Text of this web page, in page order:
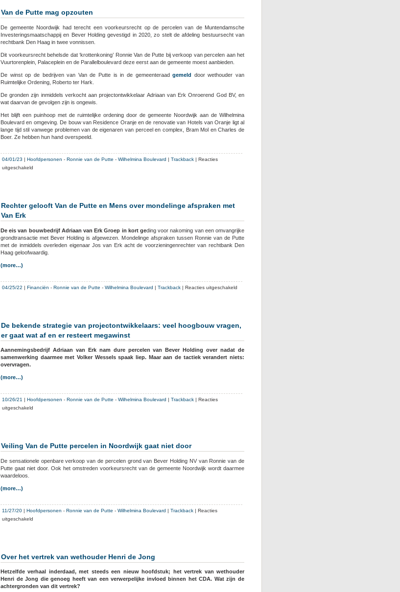
ook
Van de Putte mag opzouten
De gemeente Noordwijk had terecht een voorkeursrecht op de percelen van de Muntendamsche
Investeringsmaatschappij en Bever Holding gevestigd in 2020, zo stelt de afdeling bestuursecht van
rechtbank Den Haag in twee vonnissen.
Dit voorkeursrecht behelsde dat ‘krottenkoning’ Ronnie Van de Putte bij verkoop van percelen aan het
Vuurtorenplein, Palaceplein en de Parallelboulevard deze eerst aan de gemeente moest aanbieden.
De winst op de bedrijven van Van de Putte is in de gemeenteraadgemeld door wethouder van
Ruimtelijke Ordening, Roberto ter Hark.
De gronden zijn inmiddels verkocht aan projectontwikkelaar Adriaan van Erk Onroerend God BV, en
wat daarvan de gevolgen zijn is ongewis.
Het blijft een puinhoop met de ruimtelijke ordening door de gemeente Noordwijk aan de Wilhelmina
Boulevard en omgeving. De bouw van Residence Oranje en de renovatie van Hotels van Oranje ligt al
lange tijd stil vanwege problemen van de eigenaren van perceel en complex, Bram Mol en Charles de
Boer. Ze hebben hun hand overspeeld.
04/01/23 | Hoofdpersonen - Ronnie van de Putte - Wilhelmina Boulevard | Trackback | Reacties
uitgeschakeld
opzouten
Rechter gelooft Van de Putte en Mens over mondelinge afspraken met
Van Erk
De eis van bouwbedrijf Adriaan van Erk Groep in kort geding voor nakoming van een omvangrijke
grondtransactie met Bever Holding is afgewezen. Mondelinge afspraken tussen Ronnie van de Putte
met de inmiddels overleden eigenaar Jos van Erk acht de voorzieningenrechter van rechtbank Den
Haag geloofwaardig.
(more…)
04/25/22 | Financiën - Ronnie van de Putte - Wilhelmina Boulevard | Trackback | Reacties uitgeschakeld
Putte
over
Erk
De bekende strategie van projectontwikkelaars: veel hoogbouw vragen,
er gaat wat af en er resteert megawinst
Aannemingsbedrijf Adriaan van Erk nam dure percelen van Bever Holding over nadat de
samenwerking daarmee met Volker Wessels spaak liep. Maar aan de tactiek verandert niets:
overvragen.
(more…)
10/26/21 | Hoofdpersonen - Ronnie van de Putte - Wilhelmina Boulevard | Trackback | Reacties
uitgeschakeld
projectontwikkelaars:
hoogbouw
Veiling Van de Putte percelen in Noordwijk gaat niet door
De sensationele openbare verkoop van de percelen grond van Bever Holding NV van Ronnie van de
Putte gaat niet door. Ook het omstreden voorkeursrecht van de gemeente Noordwijk wordt daarmee
waardeloos.
(more…)
11/27/20 | Hoofdpersonen - Ronnie van de Putte - Wilhelmina Boulevard | Trackback | Reacties
uitgeschakeld
percelen
Noordwijk
gaat
Over het vertrek van wethouder Henri de Jong
Hetzelfde verhaal inderdaad, met steeds een nieuw hoofdstuk; het vertrek van wethouder
Henri de Jong die genoeg heeft van een verwerpelijke invloed binnen het CDA. Wat zijn de
achtergronden van dit vertrek?